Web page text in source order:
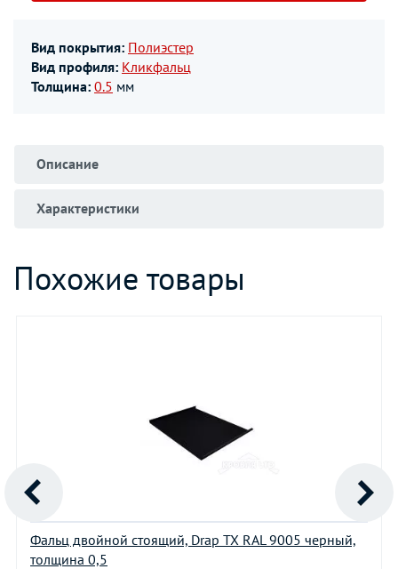
Вид покрытия: Полиэстер
Вид профиля: Кликфальц
Толщина: 0.5 мм
Описание
Характеристики
Похожие товары
Фальц двойной стоящий, Drap TX RAL 9005 черный,
толщина 0,5